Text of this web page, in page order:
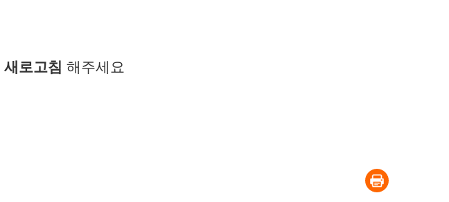
새로고침 해주세요